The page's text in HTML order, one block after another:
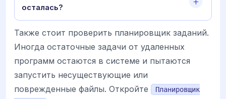
осталась?
Также стоит проверить планировщик заданий.
Иногда остаточные задачи от удаленных
программ остаются в системе и пытаются
запустить несуществующие или
поврежденные файлы. Откройте
Планировщик